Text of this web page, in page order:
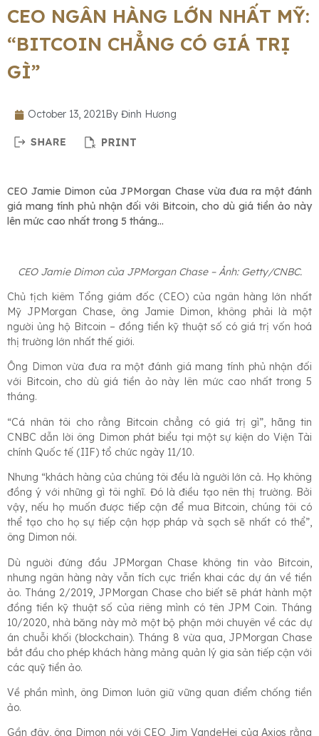
CEO NGÂN HÀNG LỚN NHẤT MỸ:
“BITCOIN CHẲNG CÓ GIÁ TRỊ
GÌ”
October 13, 2021By Đinh Hương
CEO Jamie Dimon của JPMorgan Chase vừa đưa ra một đánh
giá mang tính phủ nhận đối với Bitcoin, cho dù giá tiền ảo này
lên mức cao nhất trong 5 tháng…
CEO Jamie Dimon của JPMorgan Chase – Ảnh: Getty/CNBC.
Chủ tịch kiêm Tổng giám đốc (CEO) của ngân hàng lớn nhất
Mỹ JPMorgan Chase, ông Jamie Dimon, không phải là một
người ủng hộ Bitcoin – đồng tiền kỹ thuật số có giá trị vốn hoá
thị trường lớn nhất thế giới.
Ông Dimon vừa đưa ra một đánh giá mang tính phủ nhận đối
với Bitcoin, cho dù giá tiền ảo này lên mức cao nhất trong 5
tháng.
“Cá nhân tôi cho rằng Bitcoin chẳng có giá trị gì”, hãng tin
CNBC dẫn lời ông Dimon phát biểu tại một sự kiện do Viện Tài
chính Quốc tế (IIF) tổ chức ngày 11/10.
Nhưng “khách hàng của chúng tôi đều là người lớn cả. Họ không
đồng ý với những gì tôi nghĩ. Đó là điều tạo nên thị trường. Bởi
vậy, nếu họ muốn được tiếp cận để mua Bitcoin, chúng tôi có
thể tạo cho họ sự tiếp cận hợp pháp và sạch sẽ nhất có thể”,
ông Dimon nói.
Dù người đứng đầu JPMorgan Chase không tin vào Bitcoin,
nhưng ngân hàng này vẫn tích cực triển khai các dự án về tiền
ảo. Tháng 2/2019, JPMorgan Chase cho biết sẽ phát hành một
đồng tiền kỹ thuật số của riêng mình có tên JPM Coin. Tháng
10/2020, nhà băng này mở một bộ phận mới chuyên về các dự
án chuỗi khối (blockchain). Tháng 8 vừa qua, JPMorgan Chase
bắt đầu cho phép khách hàng mảng quản lý gia sản tiếp cận với
các quỹ tiền ảo.
Về phần mình, ông Dimon luôn giữ vững quan điểm chống tiền
ảo.
Gần đây, ông Dimon nói với CEO Jim VandeHei của Axios rằng